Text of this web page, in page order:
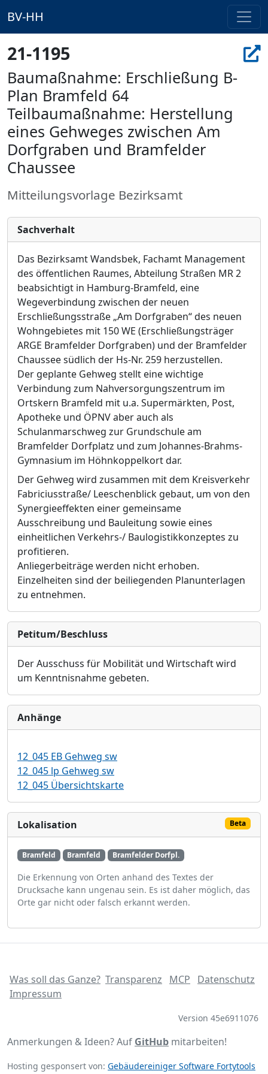
BV-HH
21-1195
Baumaßnahme: Erschließung B-
Plan Bramfeld 64
Teilbaumaßnahme: Herstellung
eines Gehweges zwischen Am
Dorfgraben und Bramfelder
Chaussee
Mitteilungsvorlage Bezirksamt
Sachverhalt
Das Bezirksamt Wandsbek, Fachamt Management
des öffentlichen Raumes, Abteilung Straßen MR2
beabsichtigt in Hamburg-Bramfeld, eine
Wegeverbindung zwischen der neuen
Erschließungsstraße „Am Dorfgraben“ des neuen
Wohngebietes mit 150WE (Erschließungsträger
ARGE Bramfelder Dorfgraben) und der Bramfelder
Chaussee südlich der Hs-Nr. 259 herzustellen.
Der geplante Gehweg stellt eine wichtige
Verbindung zum Nahversorgungszentrum im
Ortskern Bramfeld mit u.a. Supermärkten, Post,
Apotheke und ÖPNV aber auch als
Schulanmarschweg zur Grundschule am
Bramfelder Dorfplatz und zum Johannes-Brahms-
Gymnasium im Höhnkoppelkort dar.
Der Gehweg wird zusammen mit dem Kreisverkehr
Fabriciusstraße/ Leeschenblick gebaut, um von den
Synergieeffekten einer gemeinsame
Ausschreibung und Bauleitung sowie eines
einheitlichen Verkehrs-/ Baulogistikkonzeptes zu
profitieren.
Anliegerbeiträge werden nicht erhoben.
Einzelheiten sind der beiliegenden Planunterlagen
zu entnehmen.
Petitum/Beschluss
Der Ausschuss für Mobilität und Wirtschaft wird
um Kenntnisnahme gebeten.
Anhänge
12_045 EB Gehweg sw
12_045 lp Gehweg sw
12_045 Übersichtskarte
Lokalisation Beta
Bramfeld Bramfeld Bramfelder Dorfpl.
Die Erkennung von Orten anhand des Textes der
Drucksache kann ungenau sein. Es ist daher möglich, das
Orte gar nicht oder falsch erkannt werden.
Was soll das Ganze? Transparenz MCP
Datenschutz
Impressum
Version 45e6911076
Anmerkungen & Ideen? Auf GitHub mitarbeiten!
Hosting gesponsert von: Gebäudereiniger Software Fortytools